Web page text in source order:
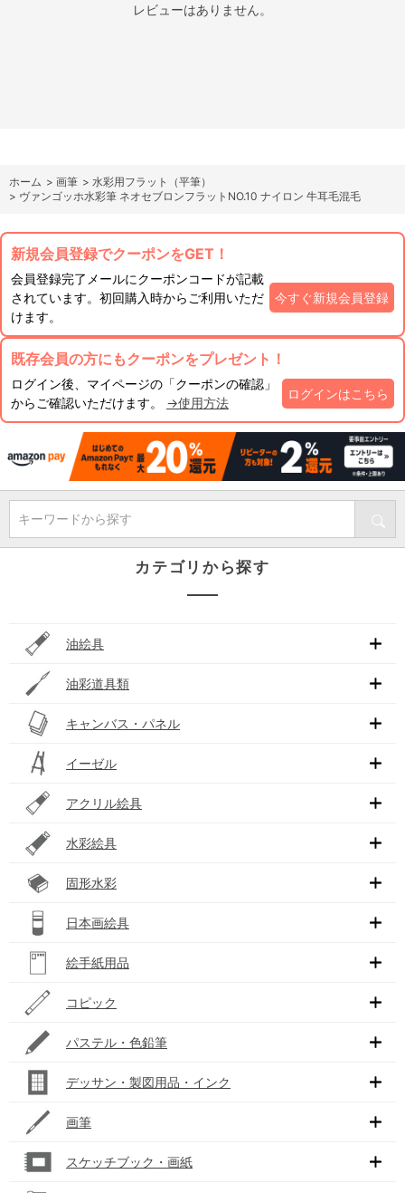
レビューはありません。
ホーム > 画筆 > 水彩用フラット（平筆）
> ヴァンゴッホ水彩筆 ネオセブロンフラットNO.10 ナイロン 牛耳毛混毛
新規会員登録でクーポンをGET！
会員登録完了メールにクーポンコードが記載
されています。初回購入時からご利用いただ
けます。
今すぐ新規会員登録
既存会員の方にもクーポンをプレゼント！
ログイン後、マイページの「クーポンの確認」
からご確認いただけます。 →使用方法
ログインはこちら
キーワードから探す
カテゴリから探す
油絵具
油彩道具類
キャンバス・パネル
イーゼル
アクリル絵具
水彩絵具
固形水彩
日本画絵具
絵手紙用品
コピック
パステル・色鉛筆
デッサン・製図用品・インク
画筆
スケッチブック・画紙